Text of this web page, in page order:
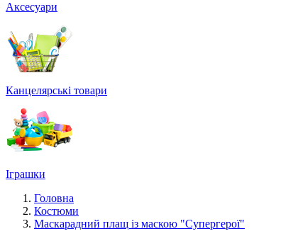
Аксесуари
Канцелярські товари
Іграшки
Головна
Костюми
Маскарадний плащ із маскою "Супергерої"